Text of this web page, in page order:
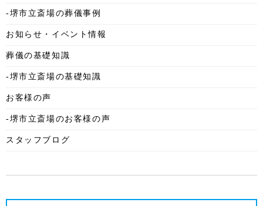
-堺市立斎場の葬儀事例
お知らせ・イベント情報
葬儀の基礎知識
-堺市立斎場の基礎知識
お客様の声
-堺市立斎場のお客様の声
スタッフブログ